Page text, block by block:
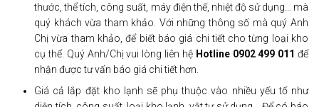
thước, thể tích, công suất, máy điện thế, nhiệt độ sử dụng… mà
quý khách vừa tham khảo. Với những thông số mà quý Anh
Chị vừa tham khảo, để biết báo giá chi tiết cho từng loại kho
cụ thể. Quý Anh/Chị vui lòng liên hệ Hotline 0902 499 011 để
nhận được tư vấn báo giá chi tiết hơn.
Giá cả lắp đặt kho lạnh sẽ phụ thuộc vào nhiều yếu tố như